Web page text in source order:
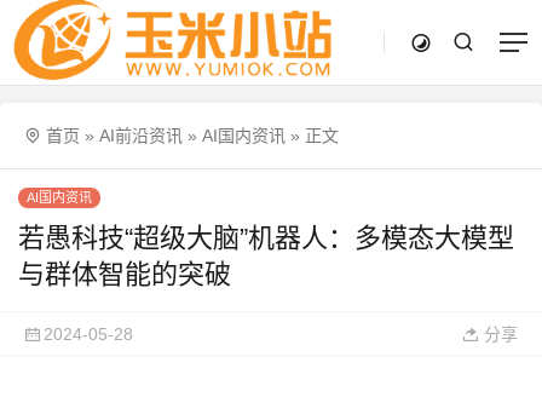
首页 » AI前沿资讯 » AI国内资讯 » 正文
AI国内资讯
若愚科技“超级大脑”机器人：多模态大模型
与群体智能的突破
2024-05-28 分享